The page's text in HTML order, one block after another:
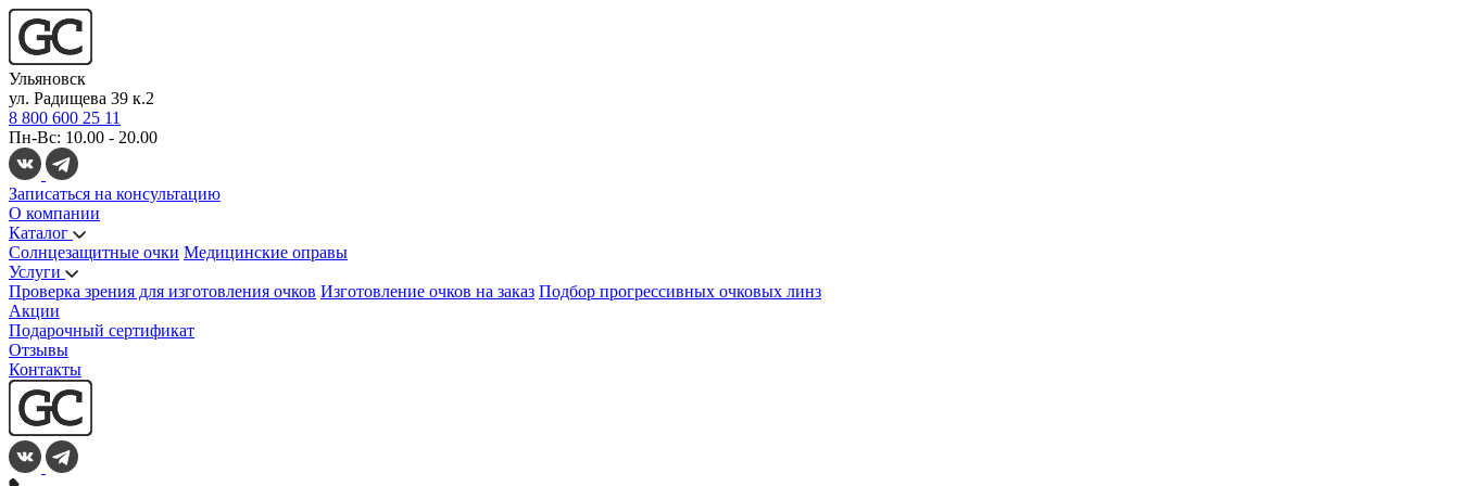
Ульяновск
ул. Радищева 39 к.2
8 800 600 25 11
Пн-Вс: 10.00 - 20.00
Записаться на консультацию
О компании
Каталог
Солнцезащитные очки Медицинские оправы
Услуги
Проверка зрения для изготовления очков Изготовление очков на заказ Подбор прогрессивных очковых линз
Акции
Подарочный сертификат
Отзывы
Контакты